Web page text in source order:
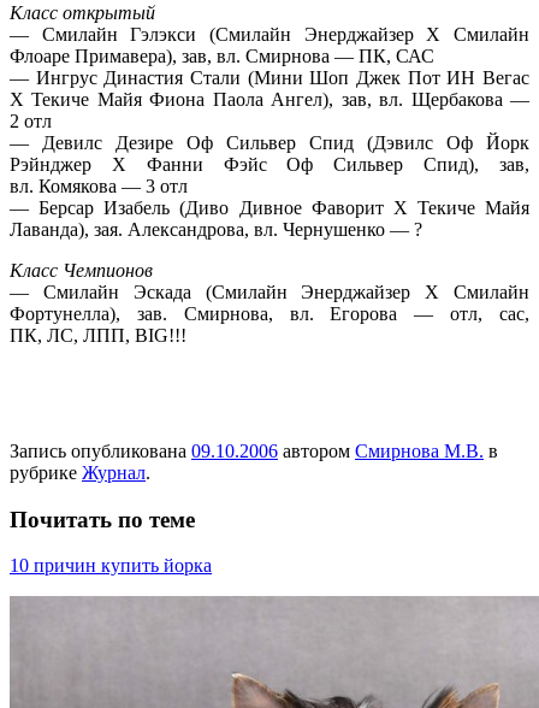
Класс открытый
— Смилайн Гэлэкси (Смилайн Энерджайзер Х Смилайн
Флоаре Примавера), зав, вл. Смирнова — ПК, САС
— Ингрус Династия Стали (Мини Шоп Джек Пот ИН Вегас
Х Текиче Майя Фиона Паола Ангел), зав, вл. Щербакова —
2 отл
— Девилс Дезире Оф Сильвер Спид (Дэвилс Оф Йорк
Рэйнджер Х Фанни Фэйс Оф Сильвер Спид), зав,
вл. Комякова — 3 отл
— Берсар Изабель (Диво Дивное Фаворит Х Текиче Майя
Лаванда), зая. Александрова, вл. Чернушенко — ?
Класс Чемпионов
— Смилайн Эскада (Смилайн Энерджайзер Х Смилайн
Фортунелла), зав. Смирнова, вл. Егорова — отл, сас,
ПК, ЛС, ЛПП, BIG!!!
Запись опубликована 09.10.2006 автором Смирнова М.В. в
рубрике Журнал.
Почитать по теме
10 причин купить йорка